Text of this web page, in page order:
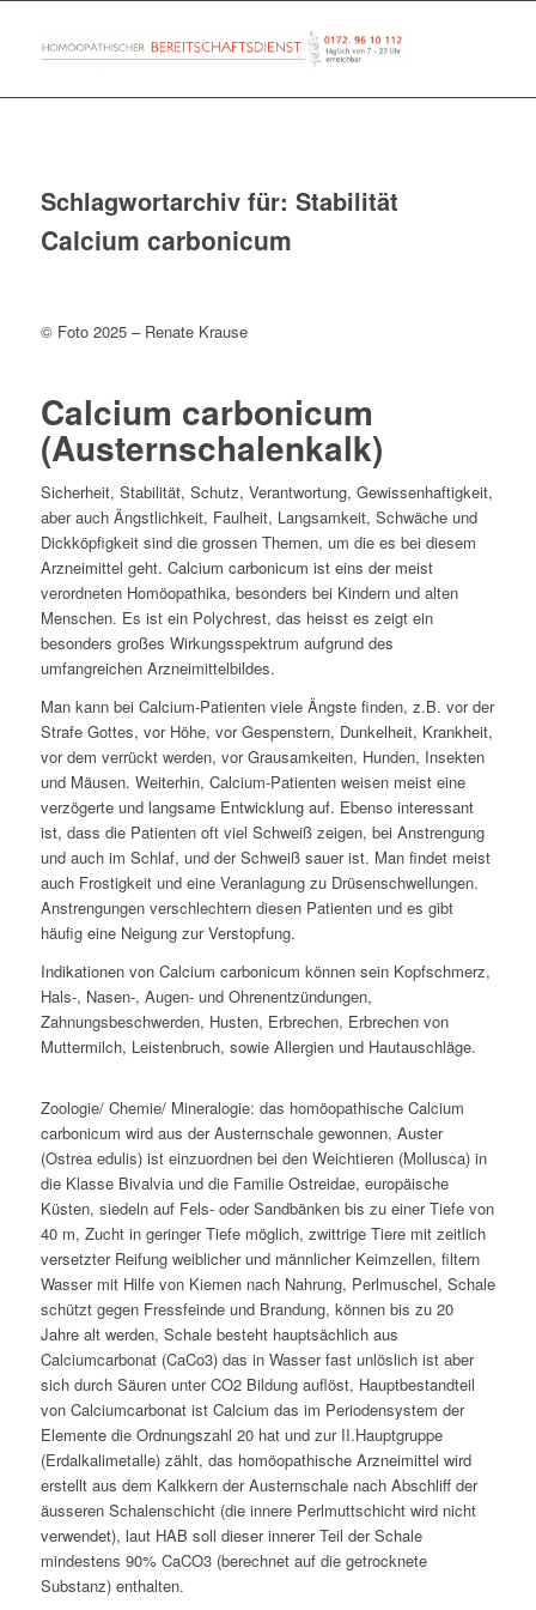
Schlagwortarchiv für: Stabilität
Calcium carbonicum
© Foto 2025 – Renate Krause
Calcium carbonicum
(Austernschalenkalk)
Sicherheit, Stabilität, Schutz, Verantwortung, Gewissenhaftigkeit,
aber auch Ängstlichkeit, Faulheit, Langsamkeit, Schwäche und
Dickköpfigkeit sind die grossen Themen, um die es bei diesem
Arzneimittel geht. Calcium carbonicum ist eins der meist
verordneten Homöopathika, besonders bei Kindern und alten
Menschen. Es ist ein Polychrest, das heisst es zeigt ein
besonders großes Wirkungsspektrum aufgrund des
umfangreichen Arzneimittelbildes.
Man kann bei Calcium-Patienten viele Ängste finden, z.B. vor der
Strafe Gottes, vor Höhe, vor Gespenstern, Dunkelheit, Krankheit,
vor dem verrückt werden, vor Grausamkeiten, Hunden, Insekten
und Mäusen. Weiterhin, Calcium-Patienten weisen meist eine
verzögerte und langsame Entwicklung auf. Ebenso interessant
ist, dass die Patienten oft viel Schweiß zeigen, bei Anstrengung
und auch im Schlaf, und der Schweiß sauer ist. Man findet meist
auch Frostigkeit und eine Veranlagung zu Drüsenschwellungen.
Anstrengungen verschlechtern diesen Patienten und es gibt
häufig eine Neigung zur Verstopfung.
Indikationen von Calcium carbonicum können sein Kopfschmerz,
Hals-, Nasen-, Augen- und Ohrenentzündungen,
Zahnungsbeschwerden, Husten, Erbrechen, Erbrechen von
Muttermilch, Leistenbruch, sowie Allergien und Hautauschläge.
Zoologie/ Chemie/ Mineralogie: das homöopathische Calcium
carbonicum wird aus der Austernschale gewonnen, Auster
(Ostrea edulis) ist einzuordnen bei den Weichtieren (Mollusca) in
die Klasse Bivalvia und die Familie Ostreidae, europäische
Küsten, siedeln auf Fels- oder Sandbänken bis zu einer Tiefe von
40 m, Zucht in geringer Tiefe möglich, zwittrige Tiere mit zeitlich
versetzter Reifung weiblicher und männlicher Keimzellen, filtern
Wasser mit Hilfe von Kiemen nach Nahrung, Perlmuschel, Schale
schützt gegen Fressfeinde und Brandung, können bis zu 20
Jahre alt werden, Schale besteht hauptsächlich aus
Calciumcarbonat (CaCo3) das in Wasser fast unlöslich ist aber
sich durch Säuren unter CO2 Bildung auflöst, Hauptbestandteil
von Calciumcarbonat ist Calcium das im Periodensystem der
Elemente die Ordnungszahl 20 hat und zur II.Hauptgruppe
(Erdalkalimetalle) zählt, das homöopathische Arzneimittel wird
erstellt aus dem Kalkkern der Austernschale nach Abschliff der
äusseren Schalenschicht (die innere Perlmuttschicht wird nicht
verwendet), laut HAB soll dieser innerer Teil der Schale
mindestens 90% CaCO3 (berechnet auf die getrocknete
Substanz) enthalten.